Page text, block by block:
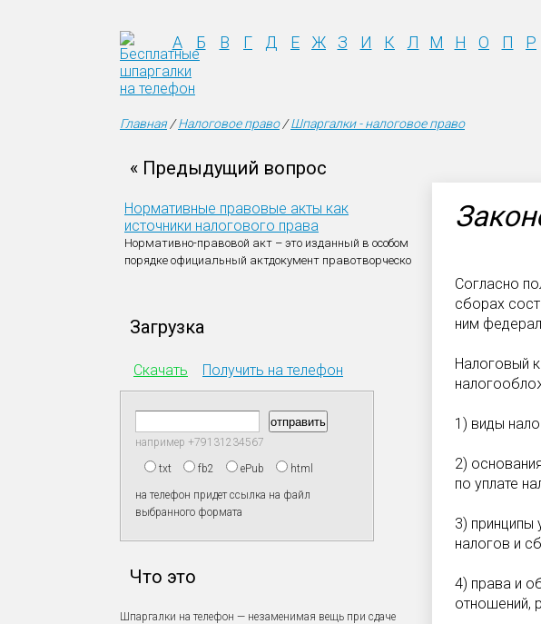
А Б В Г Д Е Ж З И К Л М Н О П Р
Главная/Налоговое право/Шпаргалки - налоговое право
« Предыдущий вопрос
Нормативные правовые акты как
источники налогового права
Нормативно-правовой акт – это изданный в особом
порядке официальный актдокумент правотворческо
Загрузка
Скачать Получить на телефон
например +79131234567
txt fb2 ePub html
на телефон придет ссылка на файл
выбранного формата
Что это
Шпаргалки на телефон — незаменимая вещь при сдаче
Согласно
сборах
ним
Налоговый
1) виды
2)
по уплате
3) принципы
налогов и
4) права и
отношений,